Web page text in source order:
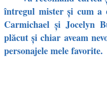
întregul mister şi cum a
Carmichael şi Jocelyn
plăcut şi chiar aveam
personajele mele favorite.